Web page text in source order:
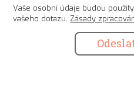
Vaše osobní údaje budou
vašeho dotazu. Zásady